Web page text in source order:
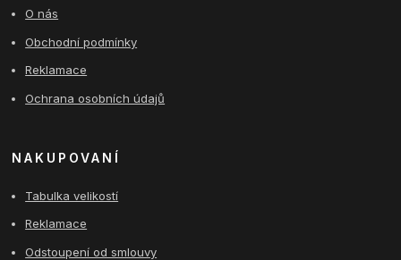
O nás
Obchodní podmínky
Reklamace
Ochrana osobních údajů
NAKUPOVANÍ
Tabulka velikostí
Reklamace
Odstoupení od smlouvy